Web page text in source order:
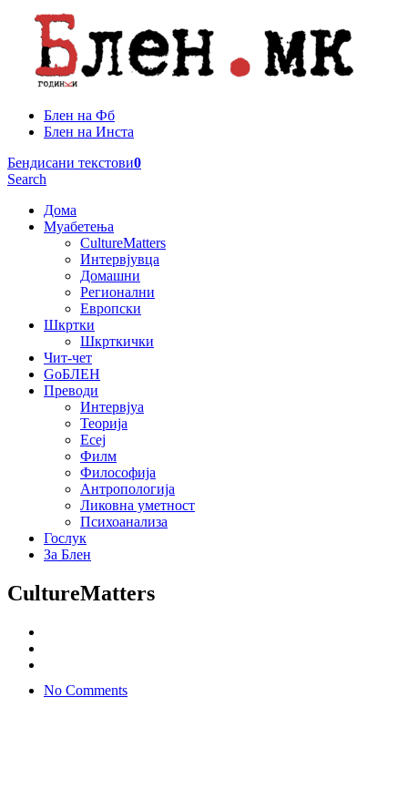
Блен на Фб
Блен на Инста
Бендисани текстови0
Search
Дома
Муабетења
CultureMatters
Интервјувца
Домашни
Регионални
Европски
Шкртки
Шкрткички
Чит-чет
GoБЛЕН
Преводи
Интервјуа
Теорија
Есеј
Филм
Философија
Антропологија
Ликовна уметност
Психоанализа
Гослук
За Блен
CultureMatters
No Comments